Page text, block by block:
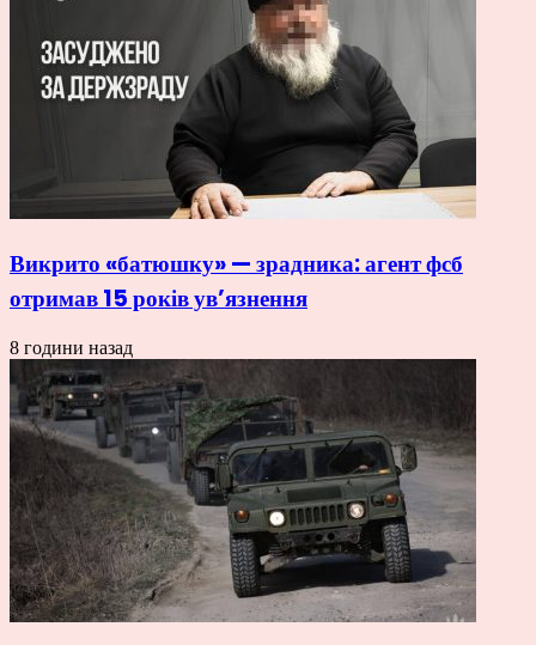
Викрито «батюшку» — зрадника: агент фсб
отримав 15 років ув’язнення
8 години назад